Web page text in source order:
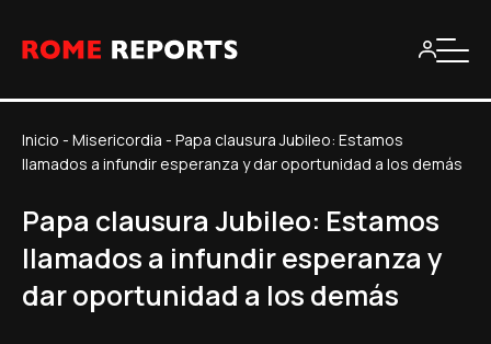
Inicio - Misericordia - Papa clausura Jubileo: Estamos
llamados a infundir esperanza y dar oportunidad a los demás
Papa clausura Jubileo: Estamos
llamados a infundir esperanza y
dar oportunidad a los demás